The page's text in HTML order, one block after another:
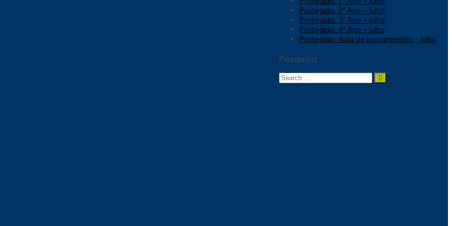
Protegido: 2º Ano – julho
Protegido: 3º Ano – julho
Protegido: 4º Ano – julho
Protegido: Aula de instrumentos – julho
Pesquisa
Search
Search